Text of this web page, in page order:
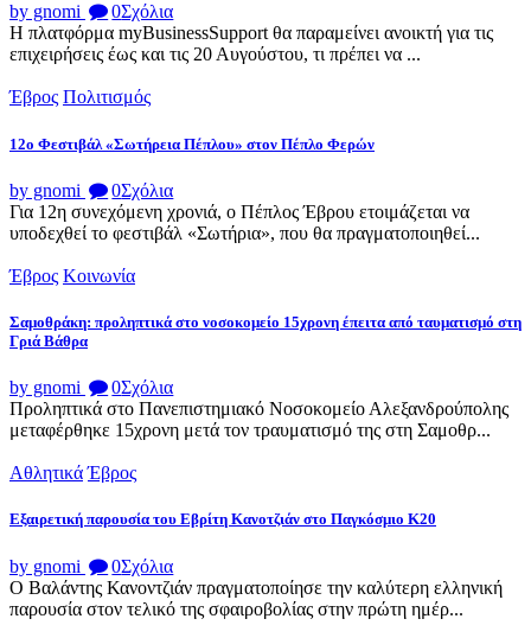
by gnomi 0Σχόλια
Η πλατφόρμα myBusinessSupport θα παραμείνει ανοικτή για τις
επιχειρήσεις έως και τις 20 Αυγούστου, τι πρέπει να ...
Έβρος Πολιτισμός
12ο Φεστιβάλ «Σωτήρεια Πέπλου» στον Πέπλο Φερών
by gnomi 0Σχόλια
Για 12η συνεχόμενη χρονιά, ο Πέπλος Έβρου ετοιμάζεται να
υποδεχθεί το φεστιβάλ «Σωτήρια», που θα πραγματοποιηθεί...
Έβρος Κοινωνία
Σαμοθράκη: προληπτικά στο νοσοκομείο 15χρονη έπειτα από ταυματισμό στη
Γριά Βάθρα
by gnomi 0Σχόλια
Προληπτικά στο Πανεπιστημιακό Νοσοκομείο Αλεξανδρούπολης
μεταφέρθηκε 15χρονη μετά τον τραυματισμό της στη Σαμοθρ...
Αθλητικά Έβρος
Εξαιρετική παρουσία του Εβρίτη Κανοτζιάν στο Παγκόσμιο Κ20
by gnomi 0Σχόλια
Ο Βαλάντης Κανοντζιάν πραγματοποίησε την καλύτερη ελληνική
παρουσία στον τελικό της σφαιροβολίας στην πρώτη ημέρ...